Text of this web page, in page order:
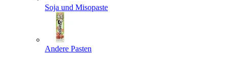
Soja und Misopaste
Andere Pasten